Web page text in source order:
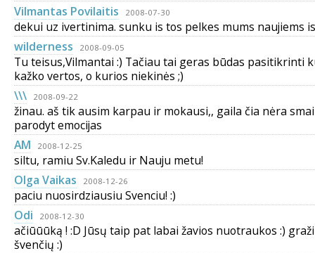
Vilmantas Povilaitis
2008-07-30
dekui uz ivertinima. sunku is tos pelkes mums naujiems
wilderness
2008-09-05
Tu teisus,Vilmantai :) Tačiau tai geras būdas pasitikrinti
kažko vertos, o kurios niekinės ;)
\\\
2008-09-22
žinau. aš tik ausim karpau ir mokausi,, gaila čia nėra
parodyt emocijas
AM
2008-12-25
siltu, ramiu Sv.Kaledu ir Nauju metu!
Olga Vaikas
2008-12-26
paciu nuosirdziausiu Svenciu! :)
Odi
2008-12-30
ačiūūūką ! :D Jūsų taip pat labai žavios nuotraukos :)
švenčių :)